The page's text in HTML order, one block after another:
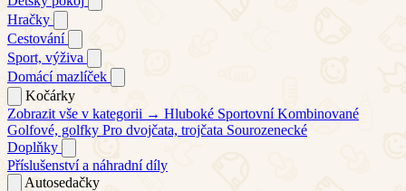
Hračky
Cestování
Sport, výživa
Domácí mazlíček
Kočárky
Zobrazit vše v kategorii → Hluboké Sportovní Kombinované
Golfové, golfky Pro dvojčata, trojčata Sourozenecké
Doplňky
Příslušenství a náhradní díly
Autosedačky